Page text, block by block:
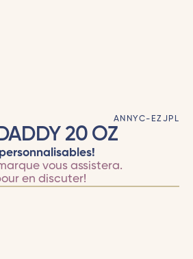
ANNYC-EZJPL
20 OZ
vous assistera.
en discuter!